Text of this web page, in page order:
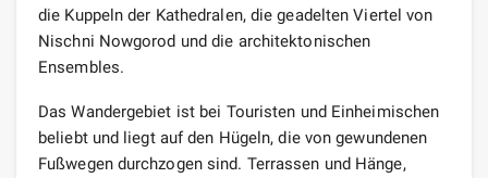
die Kuppeln der Kathedralen, die geadelten Viertel von
Nischni Nowgorod und die architektonischen
Ensembles.
Das Wandergebiet ist bei Touristen und Einheimischen
beliebt und liegt auf den Hügeln, die von gewundenen
Fußwegen durchzogen sind. Terrassen und Hänge,